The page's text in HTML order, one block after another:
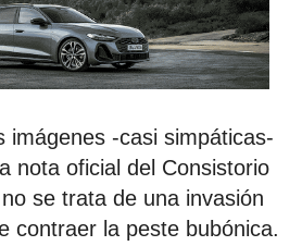
imágenes -casi simpáticas-
nota oficial del Consistorio
se trata de una invasión
contraer la peste bubónica.